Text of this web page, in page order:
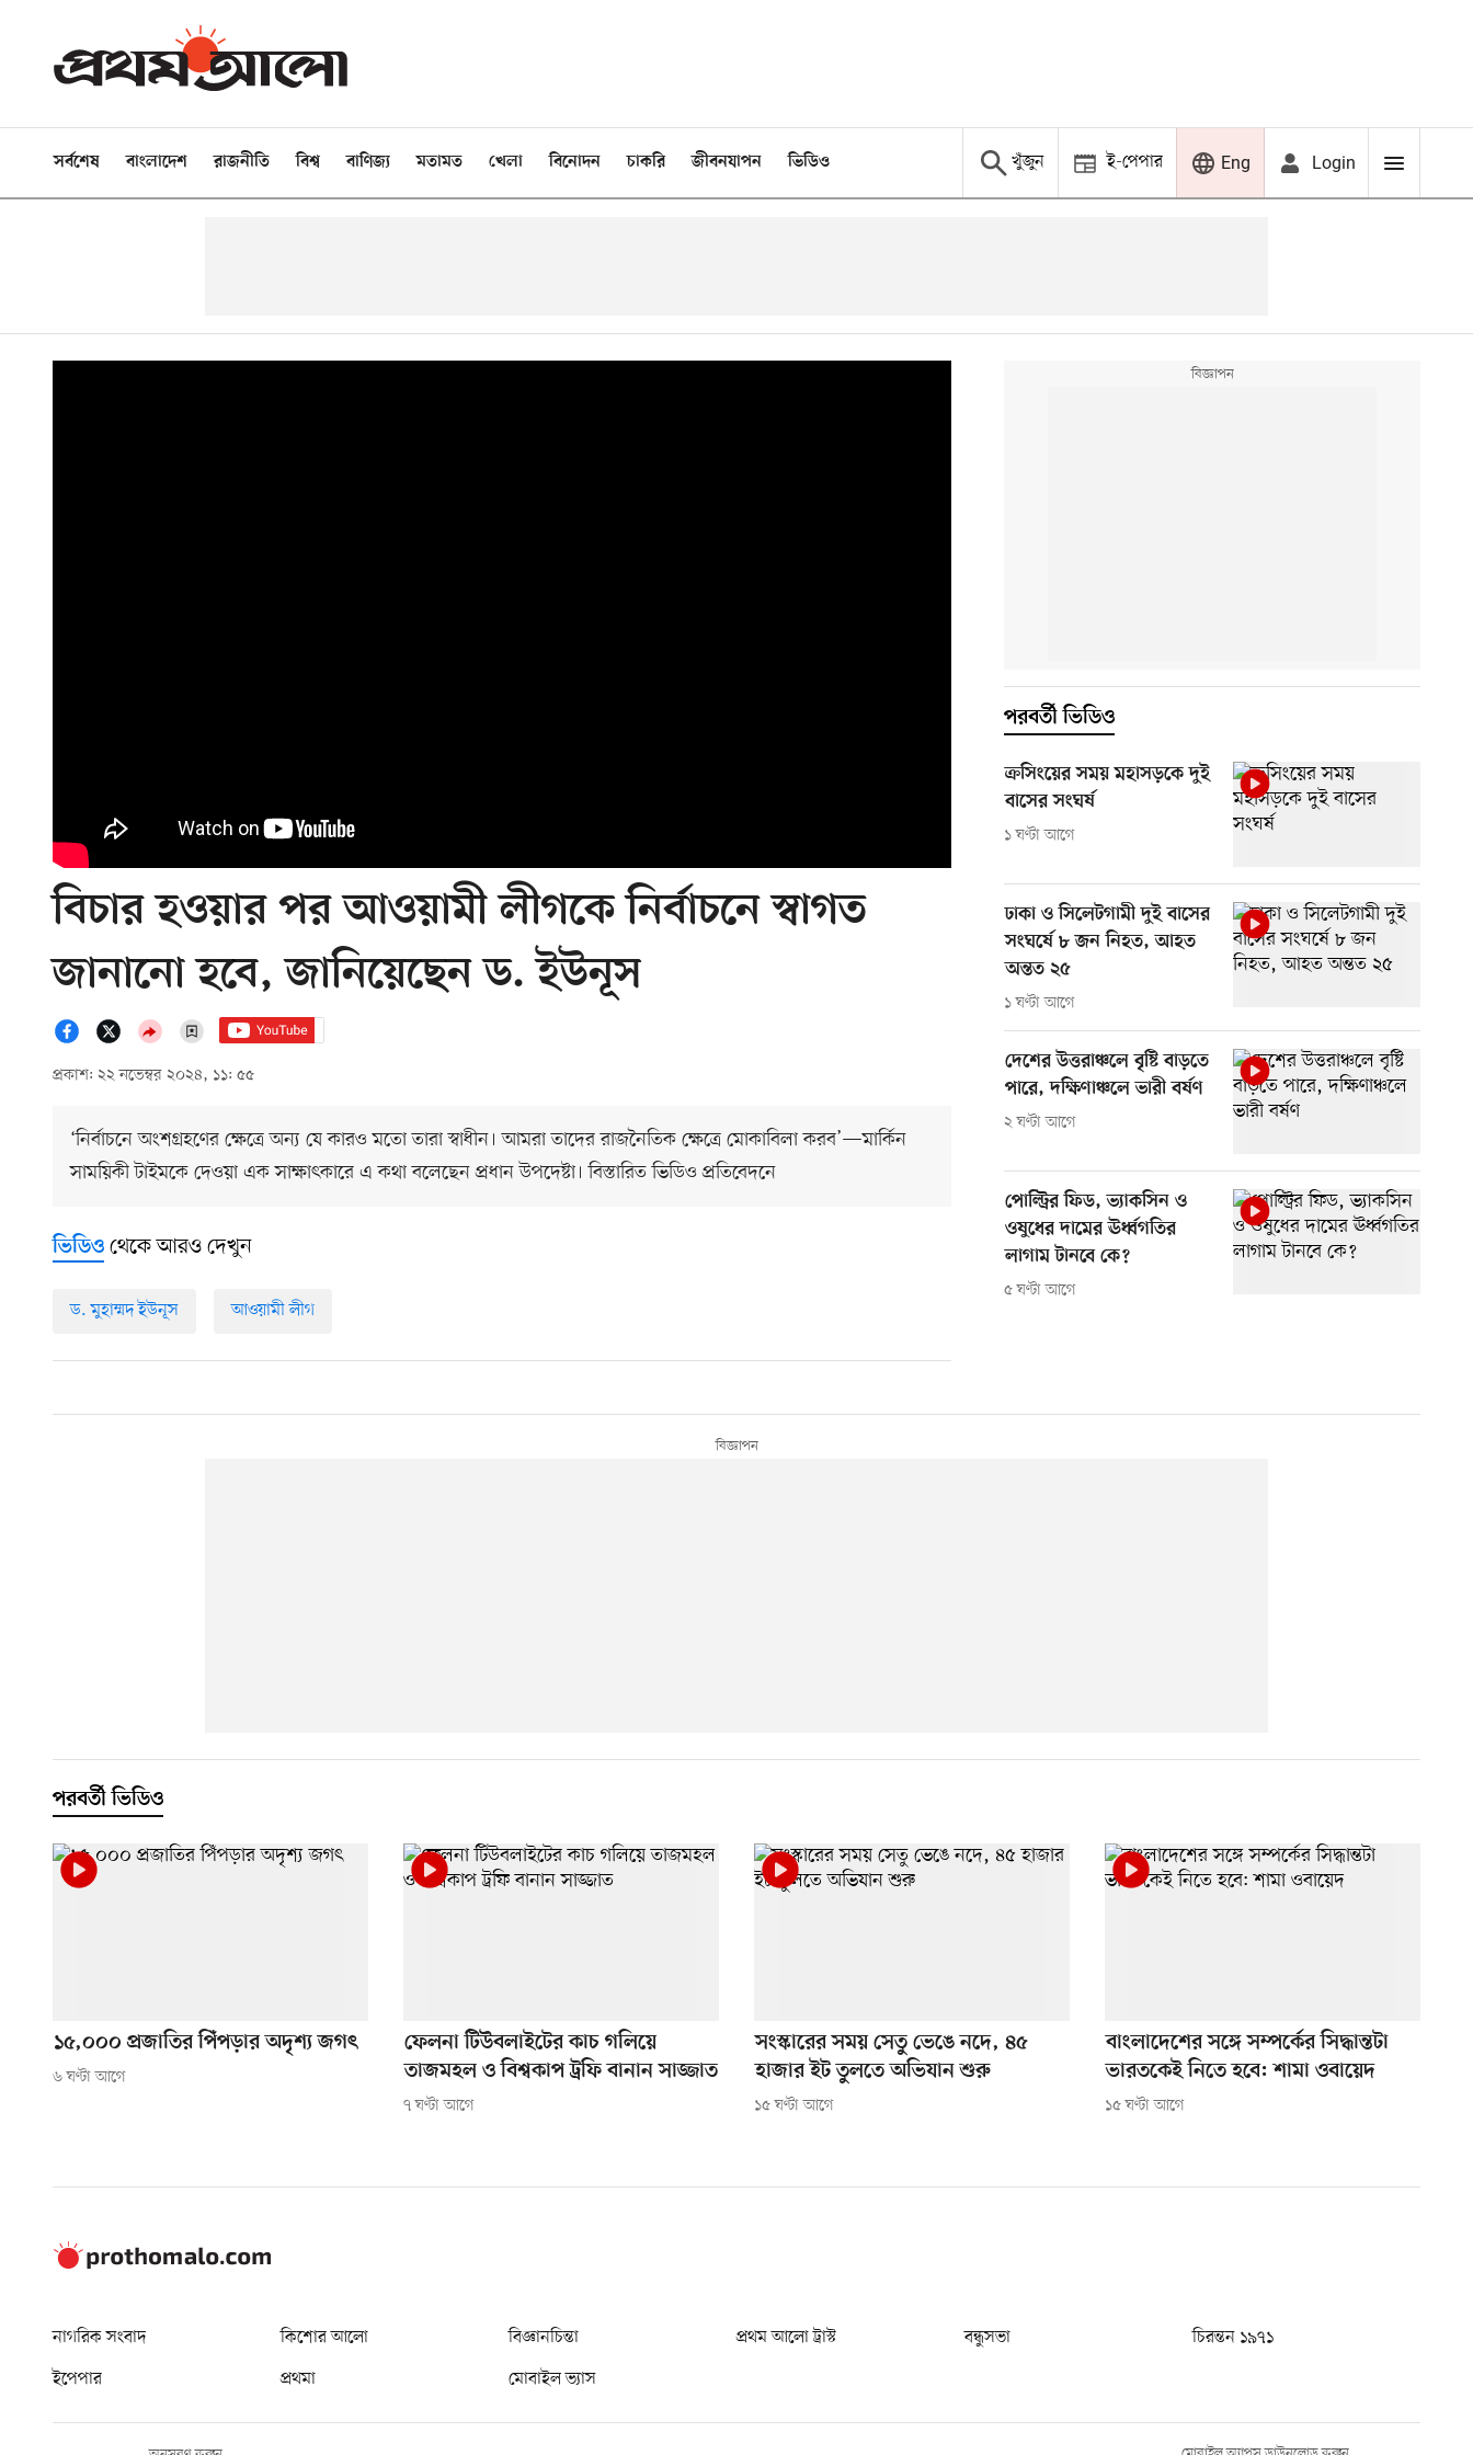
সর্বশেষ বাংলাদেশ রাজনীতি বিশ্ব বাণিজ্য মতামত খেলা বিনোদন চাকরি জীবনযাপন ভিডিও খুঁজুন ই-পেপার Eng Login
বিচার হওয়ার পর আওয়ামী লীগকে নির্বাচনে স্বাগত
জানানো হবে, জানিয়েছেন ড. ইউনূস
প্রকাশ: ২২ নভেম্বর ২০২৪, ১১: ৫৫
‘নির্বাচনে অংশগ্রহণের ক্ষেত্রে অন্য যে কারও মতো তারা স্বাধীন। আমরা তাদের রাজনৈতিক ক্ষেত্রে মোকাবিলা করব’—মার্কিন
সাময়িকী টাইমকে দেওয়া এক সাক্ষাৎকারে এ কথা বলেছেন প্রধান উপদেষ্টা। বিস্তারিত ভিডিও প্রতিবেদনে
পরবর্তী ভিডিও
ক্রসিংয়ের সময় মহাসড়কে দুই
বাসের সংঘর্ষ
১ ঘণ্টা আগে
ঢাকা ও সিলেটগামী দুই বাসের
সংঘর্ষে ৮ জন নিহত, আহত
অন্তত ২৫
১ ঘণ্টা আগে
দেশের উত্তরাঞ্চলে বৃষ্টি বাড়তে
পারে, দক্ষিণাঞ্চলে ভারী বর্ষণ
২ ঘণ্টা আগে
পোল্ট্রির ফিড, ভ্যাকসিন ও
ওষুধের দামের ঊর্ধ্বগতির
লাগাম টানবে কে?
৫ ঘণ্টা আগে
ভিডিও থেকে আরও দেখুন
ড. মুহাম্মদ ইউনূস আওয়ামী লীগ
পরবর্তী ভিডিও
১৫,০০০ প্রজাতির পিঁপড়ার অদৃশ্য জগৎ
৬ ঘণ্টা আগে
ফেলনা টিউবলাইটের কাচ গলিয়ে
তাজমহল ও বিশ্বকাপ ট্রফি বানান সাজ্জাত
৭ ঘণ্টা আগে
সংস্কারের সময় সেতু ভেঙে নদে, ৪৫
হাজার ইট তুলতে অভিযান শুরু
১৫ ঘণ্টা আগে
বাংলাদেশের সঙ্গে সম্পর্কের সিদ্ধান্তটা
ভারতকেই নিতে হবে: শামা ওবায়েদ
১৫ ঘণ্টা আগে
নাগরিক সংবাদ কিশোর আলো বিজ্ঞানচিন্তা প্রথম আলো ট্রাস্ট বন্ধুসভা
চিরন্তন ১৯৭১
ইপেপার
প্রথমা মোবাইল ভ্যাস